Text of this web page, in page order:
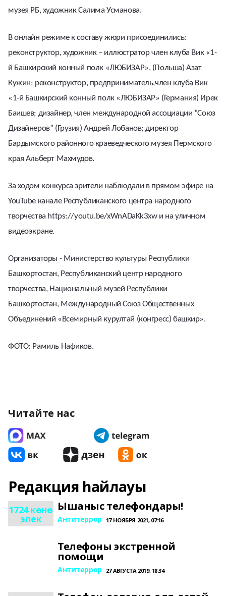
музея РБ, художник Салима Усманова.
В онлайн режиме к составу жюри присоединились:
реконструктор, художник – иллюстратор член клуба Вик «1-
й Башкирский конный полк «ЛЮБИЗАР», (Польша) Азат
Кужин; реконструктор, предприниматель,член клуба Вик
«1-й Башкирский конный полк «ЛЮБИЗАР» (Германия) Ирек
Баишев; дизайнер, член международной ассоциации “Союз
Дизайнеров” (Грузия) Андрей Лобанов; директор
Бардымского районного краеведческого музея Пермского
края Альберт Махмудов.
За ходом конкурса зрители наблюдали в прямом эфире на
YouTube канале Республиканского центра народного
творчества https://youtu.be/xWnADaKk3xw и на уличном
видеоэкране.
Организаторы - Министерство культуры Республики
Башкортостан, Республиканский центр народного
творчества, Национальный музей Республики
Башкортостан, Международный Союз Общественных
Объединений «Всемирный курултай (конгресс) башкир».
ФОТО: Рамиль Нафиков.
Читайте нас
Редакция һайлауы
1724 көнө
элек
Ышаныс телефондары!
Антитеррор 17 НОЯБРЯ 2021, 07:16
Телефоны экстренной
помощи
Антитеррор 27 АВГУСТА 2019, 18:34